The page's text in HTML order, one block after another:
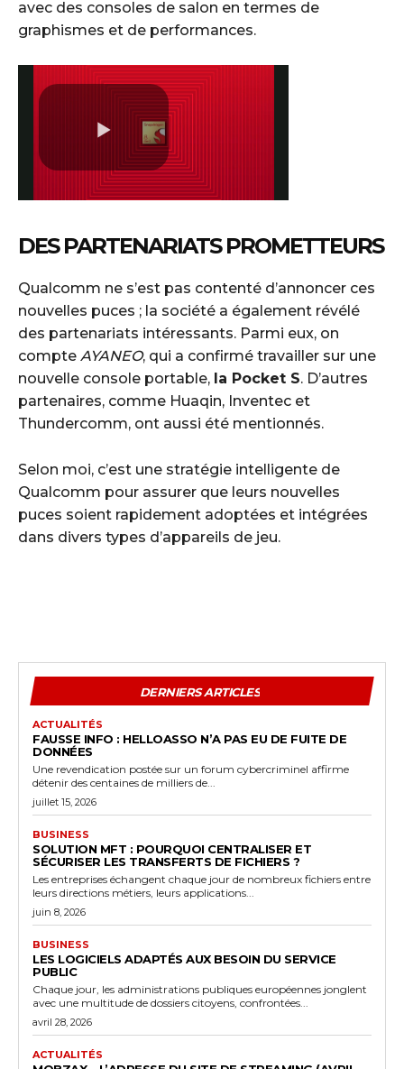
avec des consoles de salon en termes de
graphismes et de performances.
DES PARTENARIATS PROMETTEURS
Qualcomm ne s’est pas contenté d’annoncer ces
nouvelles puces ; la société a également révélé
des partenariats intéressants. Parmi eux, on
compte AYANEO, qui a confirmé travailler sur une
nouvelle console portable, la Pocket S. D’autres
partenaires, comme Huaqin, Inventec et
Thundercomm, ont aussi été mentionnés.
Selon moi, c’est une stratégie intelligente de
Qualcomm pour assurer que leurs nouvelles
puces soient rapidement adoptées et intégrées
dans divers types d’appareils de jeu.
DERNIERS ARTICLES
ACTUALITÉS
FAUSSE INFO : HELLOASSO N’A PAS EU DE FUITE DE
DONNÉES
Une revendication postée sur un forum cybercriminel affirme
détenir des centaines de milliers de...
juillet 15, 2026
BUSINESS
SOLUTION MFT : POURQUOI CENTRALISER ET
SÉCURISER LES TRANSFERTS DE FICHIERS ?
Les entreprises échangent chaque jour de nombreux fichiers entre
leurs directions métiers, leurs applications...
juin 8, 2026
BUSINESS
LES LOGICIELS ADAPTÉS AUX BESOIN DU SERVICE
PUBLIC
Chaque jour, les administrations publiques européennes jonglent
avec une multitude de dossiers citoyens, confrontées...
avril 28, 2026
ACTUALITÉS